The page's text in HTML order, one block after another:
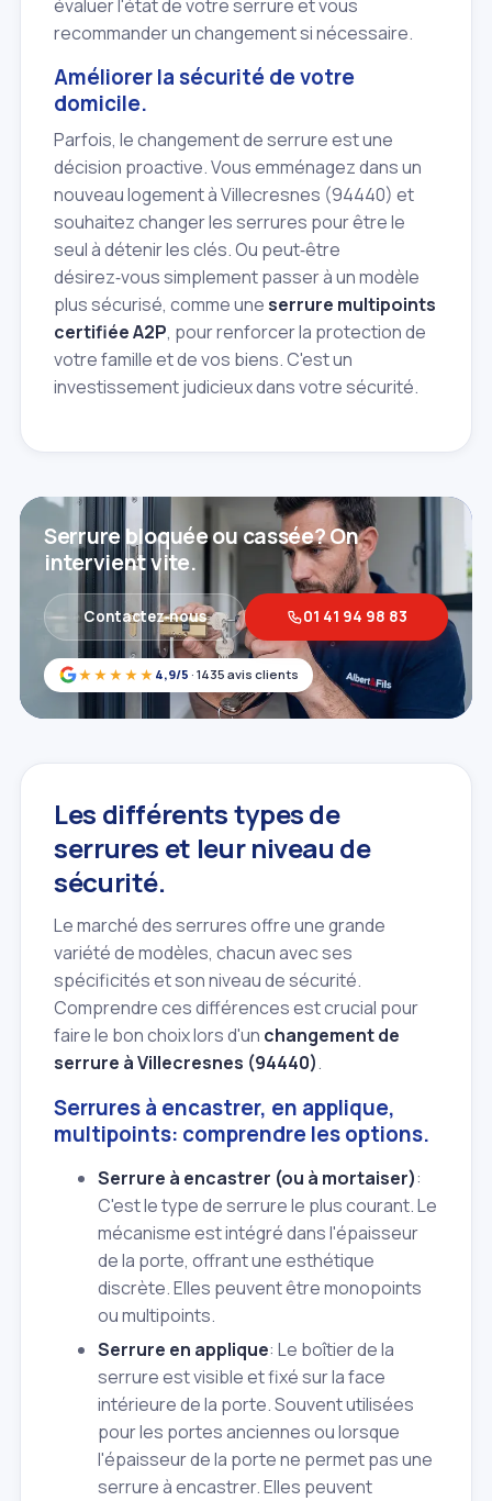
évaluer l'état de votre serrure et vous
recommander un changement si nécessaire.
Améliorer la sécurité de votre
domicile.
Parfois, le changement de serrure est une
décision proactive. Vous emménagez dans un
nouveau logement à Villecresnes (94440) et
souhaitez changer les serrures pour être le
seul à détenir les clés. Ou peut‑être
désirez‑vous simplement passer à un modèle
plus sécurisé, comme uneserrure multipoints
certifiée A2P, pour renforcer la protection de
votre famille et de vos biens. C'est un
investissement judicieux dans votre sécurité.
★★★★★ 4,9/5 · 1435 avis clients
Serrure bloquée ou cassée? On
intervient vite.
Contactez‑nous 01 41 94 98 83
Les différents types de
serrures et leur niveau de
sécurité.
Le marché des serrures offre une grande
variété de modèles, chacun avec ses
spécificités et son niveau de sécurité.
Comprendre ces différences est crucial pour
faire le bon choix lors d'un changement de
serrure à Villecresnes (94440).
Serrures à encastrer, en applique,
multipoints: comprendre les options.
Serrure à encastrer (ou à mortaiser):
C'est le type de serrure le plus courant. Le
mécanisme est intégré dans l'épaisseur
de la porte, offrant une esthétique
discrète. Elles peuvent être monopoints
ou multipoints.
Serrure en applique: Le boîtier de la
serrure est visible et fixé sur la face
intérieure de la porte. Souvent utilisées
pour les portes anciennes ou lorsque
l'épaisseur de la porte ne permet pas une
serrure à encastrer. Elles peuvent